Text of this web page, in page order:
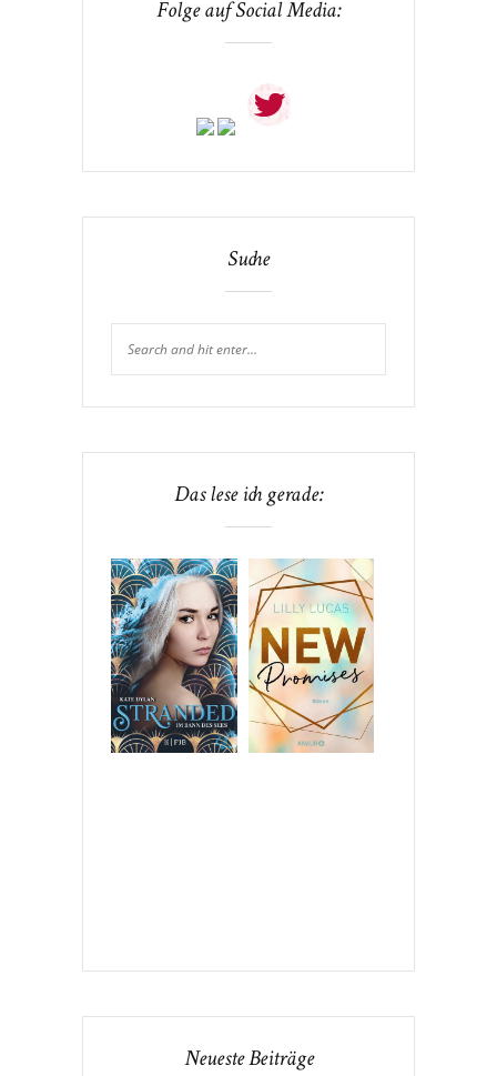
Folge auf Social Media:
Suche
Das lese ich gerade:
Neueste Beiträge